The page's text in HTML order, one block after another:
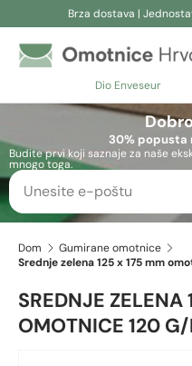
Brza dostava |
Dio Enveseur
Pretraživanje
Pretraživanje
30% popusta
Budite prvi koji saznaje za naše
mnogo toga.
Dom
Gumirane omotnice
Srednje zelena 125 x 175 mm
SREDNJE ZELENA
OMOTNICE 120